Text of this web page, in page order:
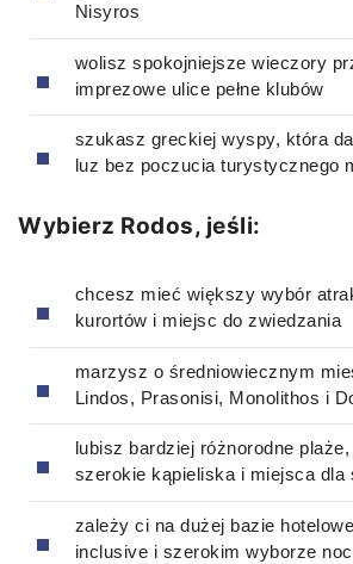
Nisyros
wolisz spokojniejsze wieczory
imprezowe ulice pełne klubów
szukasz greckiej wyspy, która
luz bez poczucia turystycznego
Wybierz Rodos, jeśli:
chcesz mieć większy wybór
kurortów i miejsc do zwiedzania
marzysz o średniowiecznym
Lindos, Prasonisi, Monolithos i
lubisz bardziej różnorodne
szerokie kąpieliska i miejsca dla
zależy ci na dużej bazie
inclusive i szerokim wyborze